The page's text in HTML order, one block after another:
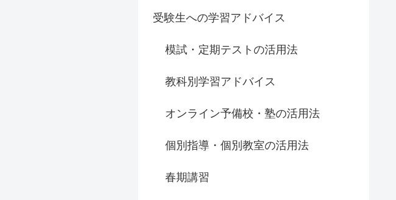
受験生への学習アドバイス
模試・定期テストの活用法
教科別学習アドバイス
オンライン予備校・塾の活用法
個別指導・個別教室の活用法
春期講習